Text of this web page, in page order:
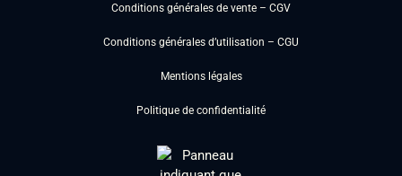
Conditions générales de vente – CGV
Conditions générales d’utilisation – CGU
Mentions légales
Politique de confidentialité